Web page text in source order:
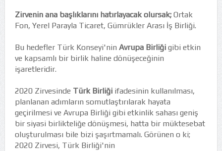
Zirvenin ana başlıklarını hatırlayacak olursak;Ortak
Fon, Yerel Parayla Ticaret, Gümrükler Arası İş Birliği.
Bu hedefler Türk Konseyi'nin Avrupa Birliğigibi etkin
ve kapsamlı bir birlik haline dönüşeceğinin
işaretleridir.
2020 Zirvesinde Türk Birliğiifadesinin kullanılması,
planlanan adımların somutlaştırılarak hayata
geçirilmesi ve Avrupa Birliği gibi etkinlik sahası geniş
bir siyasi birlikteliğe dönüşmesi, hatta bir müktesebat
oluşturulması bile bizi şaşırtmamalı. Görünen o ki;
2020 Zirvesi, Türk Birliği'nin